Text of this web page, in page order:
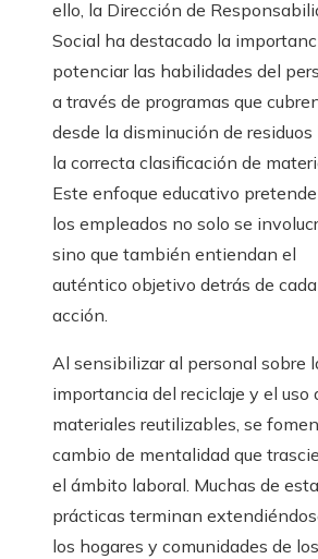
ello, la Dirección de
Social ha destacado la
potenciar las habilidades del
a través de programas que
desde la disminución de
la correcta clasificación de
Este enfoque educativo
los empleados no solo se
sino que también entiendan el
auténtico objetivo detrás de cada
acción.
Al sensibilizar al personal sobre
importancia del reciclaje y el uso
materiales reutilizables, se
cambio de mentalidad que
el ámbito laboral. Muchas de
prácticas terminan
los hogares y comunidades de los